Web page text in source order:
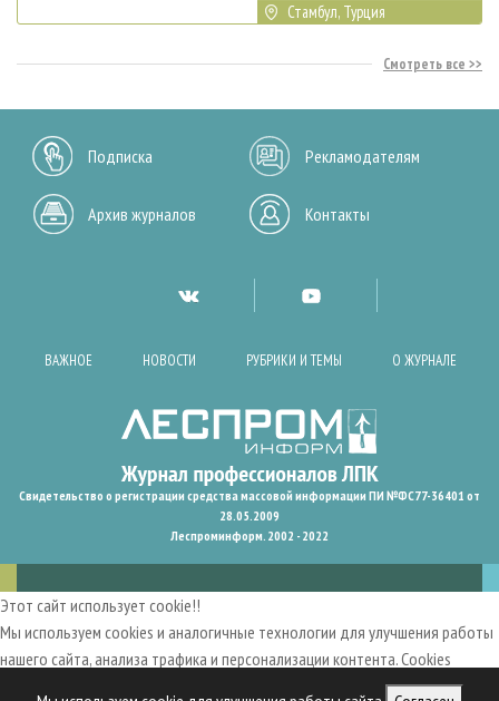
Стамбул, Турция
Смотреть все
Подписка Рекламодателям
Архив журналов Контакты
ВАЖНОЕ НОВОСТИ РУБРИКИ И ТЕМЫ О ЖУРНАЛЕ
Свидетельство о регистрации средства массовой информации ПИ №ФС77-36401 от
28.05.2009
Леспроминформ. 2002 - 2022
Этот сайт использует cookie!!
Мы используем cookies и аналогичные технологии для улучшения работы
нашего сайта, анализа трафика и персонализации контента. Cookies